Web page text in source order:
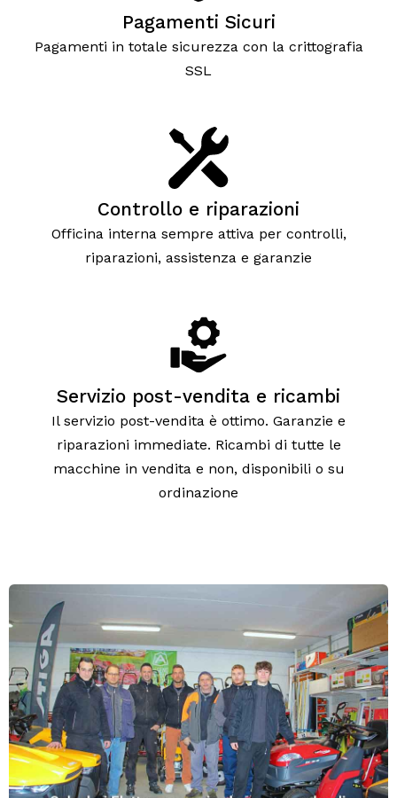
Pagamenti Sicuri
Pagamenti in totale sicurezza con la crittografia
SSL
Controllo e riparazioni
Officina interna sempre attiva per controlli,
riparazioni, assistenza e garanzie
Servizio post-vendita e ricambi
Il servizio post-vendita è ottimo. Garanzie e
riparazioni immediate. Ricambi di tutte le
macchine in vendita e non, disponibili o su
ordinazione